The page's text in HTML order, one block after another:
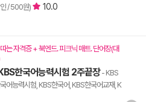
/ 500원)
10.0
는 자격증 + 북엔드. 피크닉 매트. 단어장(대
한국어능력시험 2주끝장- KBS
어능력시험, KBS한국어, KBS한국어교재, K